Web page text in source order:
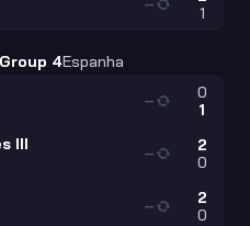
1
—
4Espanha
0
1
—
III
2
0
—
2
0
—